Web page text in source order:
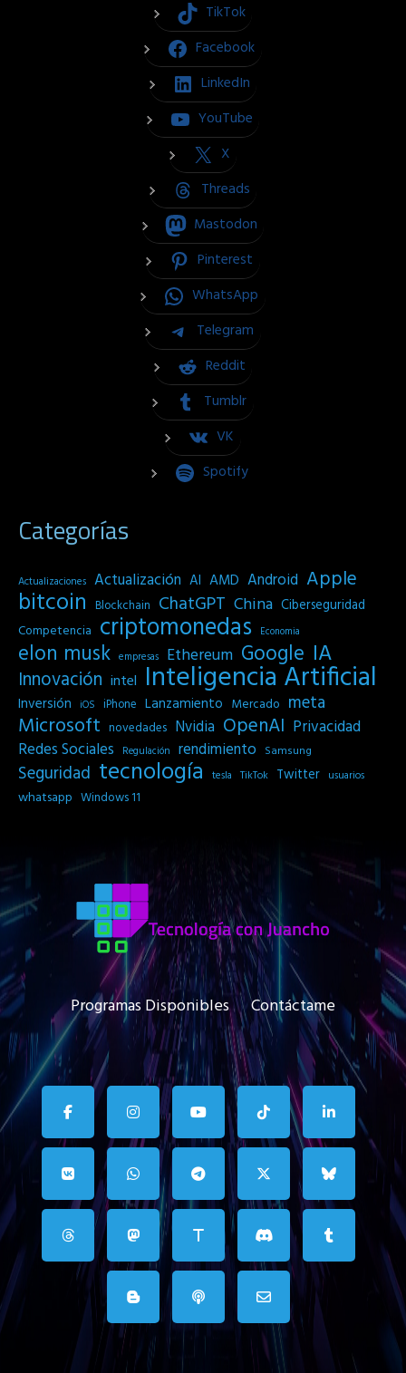
TikTok
Facebook
LinkedIn
YouTube
X
Threads
Mastodon
Pinterest
WhatsApp
Telegram
Reddit
Tumblr
VK
Spotify
Categorías
Actualizaciones Actualización AI AMD Android Apple
bitcoin Blockchain ChatGPT China Ciberseguridad
Competencia criptomonedas Economia
elon musk empresas Ethereum Google IA
Innovación intel Inteligencia Artificial
Inversión iOS iPhone Lanzamiento Mercado meta
Microsoft novedades Nvidia OpenAI Privacidad
Redes Sociales
Regulación rendimiento Samsung
Seguridad tecnología tesla TikTok Twitter usuarios
whatsapp Windows 11
Programas Disponibles Contáctame